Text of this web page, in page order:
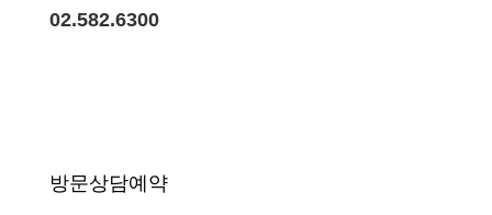
02.582.6300
방문상담예약